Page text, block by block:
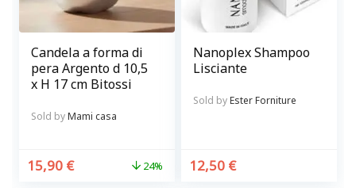
Candela a forma di
pera Argento d 10,5
x H 17 cm Bitossi
Sold byMami casa
15,90 € 24%
Nanoplex Shampoo
Lisciante
Sold byEster Forniture
12,50 €